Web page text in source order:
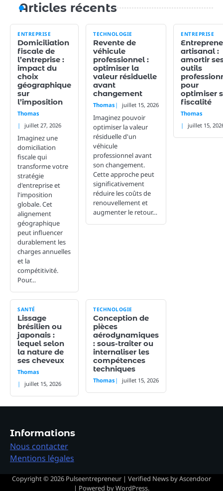
Articles récents
ENTREPRISE
Domiciliation
fiscale de
l’entreprise :
impact du
choix
géographique
sur
l’imposition
Thomas
juillet 27, 2026
Imaginez une
domiciliation
fiscale qui
transforme votre
stratégie
d'entreprise et
l'imposition
globale. Cet
alignement
géographique
peut influencer
durablement les
charges annuelles
et la
compétitivité.
Pour…
TECHNOLOGIE
Revente de
véhicule
professionnel :
optimiser la
valeur résiduelle
avant
changement
Thomas juillet 15, 2026
Imaginez pouvoir
optimiser la valeur
résiduelle d'un
véhicule
professionnel avant
son changement.
Cette approche peut
significativement
réduire les coûts de
renouvellement et
augmenter le retour…
ENTREPRISE
artisanal :
amortir
outils
pour
optimiser
fiscalité
Thomas
juillet 15,
SANTÉ
Lissage
brésilien ou
japonais :
lequel selon
la nature de
ses cheveux
Thomas
juillet 15, 2026
TECHNOLOGIE
Conception de
pièces
aérodynamiques
: sous-traiter ou
internaliser les
compétences
techniques
Thomas juillet 15, 2026
Informations
Nous contacter
Mentions légales
Copyright © 2026 Pulseentrepreneur | Verified News byAscendoor
| Powered byWordPress.